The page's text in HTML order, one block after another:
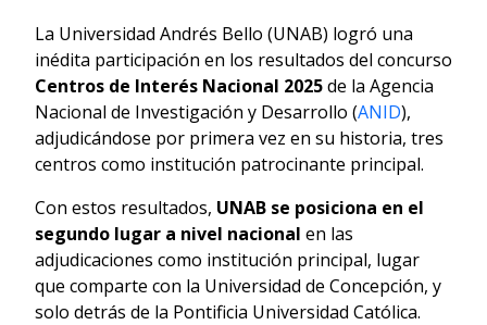
La Universidad Andrés Bello (UNAB) logró una
inédita participación en los resultados del concurso
Centros de Interés Nacional 2025de la Agencia
Nacional de Investigación y Desarrollo (ANID),
adjudicándose por primera vez en su historia, tres
centros como institución patrocinante principal.
Con estos resultados, UNAB se posiciona en el
segundo lugar a nivel nacional en las
adjudicaciones como institución principal, lugar
que comparte con la Universidad de Concepción, y
solo detrás de la Pontificia Universidad Católica.